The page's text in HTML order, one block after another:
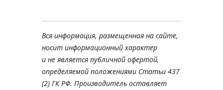
Вся информация, размещенная на сайте,
носит информационный характер
и не является публичной офертой,
определяемой положениями Статьи 437
(2) ГК РФ. Производитель оставляет